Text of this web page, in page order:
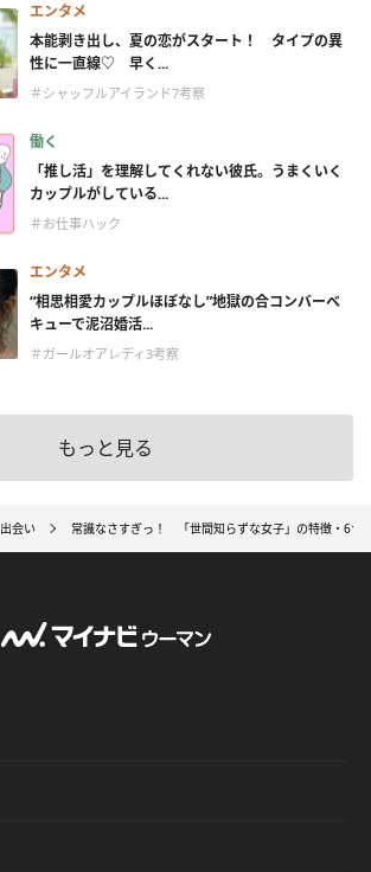
エンタメ
本能剥き出し、夏の恋がスタート！ タイプの異
性に一直線♡ 早く...
＃シャッフルアイランド7考察
働く
「推し活」を理解してくれない彼氏。うまくいく
カップルがしている...
＃お仕事ハック
エンタメ
“相思相愛カップルほぼなし”地獄の合コンバーベ
キューで泥沼婚活...
＃ガールオアレディ3考察
もっと見る
出会い 常識なさすぎっ！ 「世間知らずな女子」の特徴・6つ